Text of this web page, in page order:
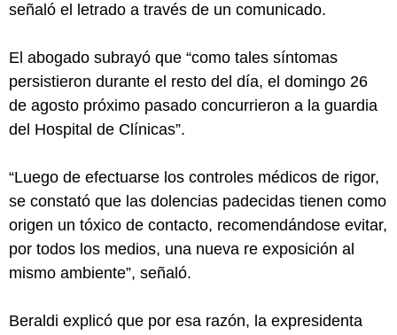
señaló el letrado a través de un comunicado.
El abogado subrayó que “como tales síntomas
persistieron durante el resto del día, el domingo 26
de agosto próximo pasado concurrieron a la guardia
del Hospital de Clínicas”.
“Luego de efectuarse los controles médicos de rigor,
se constató que las dolencias padecidas tienen como
origen un tóxico de contacto, recomendándose evitar,
por todos los medios, una nueva re exposición al
mismo ambiente”, señaló.
Beraldi explicó que por esa razón, la expresidenta